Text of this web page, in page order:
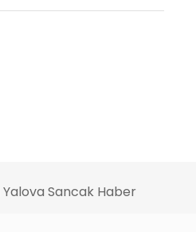
Yalova Sancak Haber